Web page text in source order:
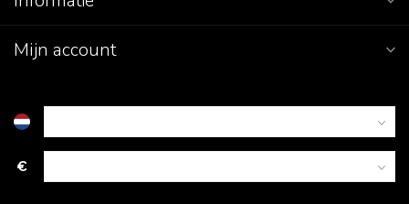
Mijn account
€